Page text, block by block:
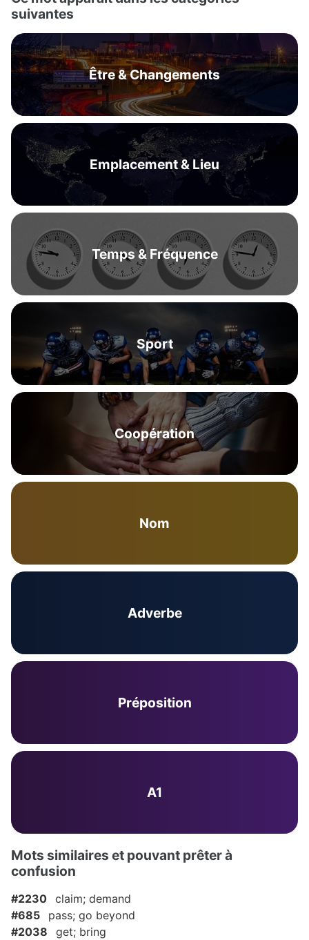
suivantes
Être & Changements
Emplacement & Lieu
Temps & Fréquence
Sport
Coopération
Nom
Adverbe
Préposition
A1
Mots similaires et pouvant prêter à
confusion
#2230 claim; demand
#685
pass; go beyond
#2038
get; bring